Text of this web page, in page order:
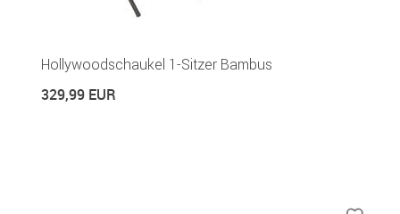
Hollywoodschaukel 1-Sitzer Bambus
329,99 EUR